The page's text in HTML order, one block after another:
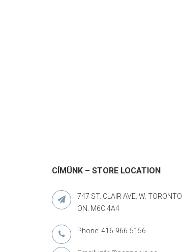
CÍMÜNK – STORE LOCATION
747 ST. CLAIR AVE. W. TORONTO ,
ON. M6C 4A4
Phone: 416-966-5156